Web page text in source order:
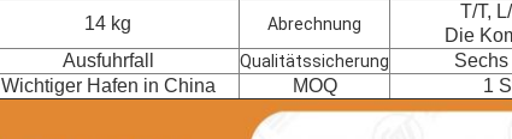
14 kg Abrechnung
T/T,
Die
Ausfuhrfall Qualitätssicherung
Wichtiger Hafen in China MOQ 1